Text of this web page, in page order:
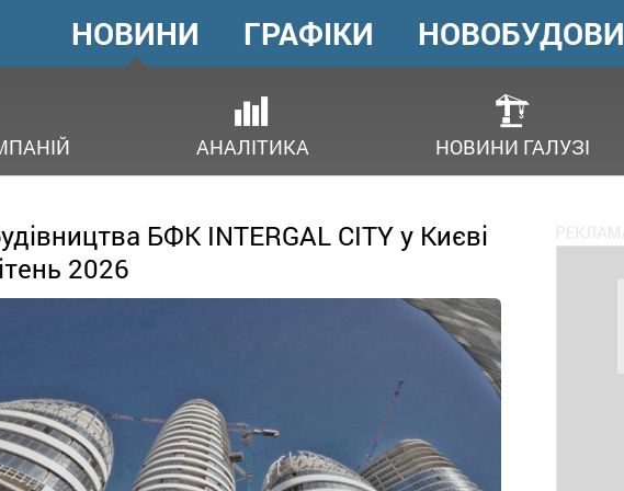
ГОЛОВНЕ
МЕНЮ
НОВИНИ
АНАЛІТИКА НОВИНИ ГАЛУЗІ
ГРАФІКИ НОВОБУДОВИ
БФК INTERGAL CITY у Києві
2026